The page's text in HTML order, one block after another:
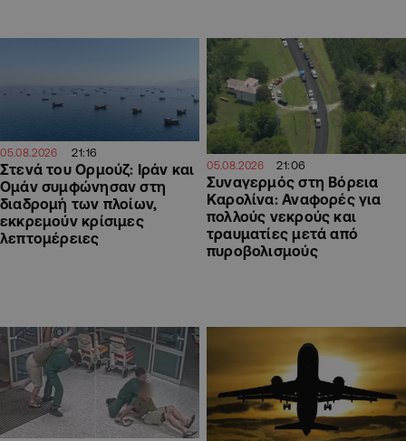
05.08.2026 21:16
Στενά του Ορμούζ: Ιράν και
Ομάν συμφώνησαν στη
διαδρομή των πλοίων,
εκκρεμούν κρίσιμες
λεπτομέρειες
05.08.2026 21:06
Συναγερμός στη Βόρεια
Καρολίνα: Αναφορές για
πολλούς νεκρούς και
τραυματίες μετά από
πυροβολισμούς